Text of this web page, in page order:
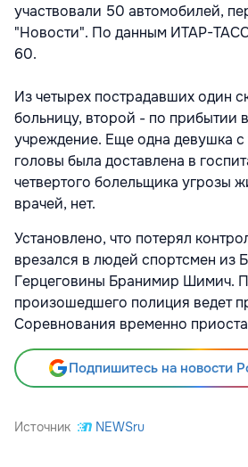
участвовали 50 автомобилей,
"Новости". По данным ИТАР-
60.
Из четырех пострадавших один
больницу, второй - по прибытии
учреждение. Еще одна девушка
головы была доставлена в
четвертого болельщика угрозы
врачей, нет.
Установлено, что потерял
врезался в людей спортсмен из
Герцеговины Бранимир Шимич.
произошедшего полиция ведет
Соревнования временно
Подпишитесь на новости
Источник NEWSru